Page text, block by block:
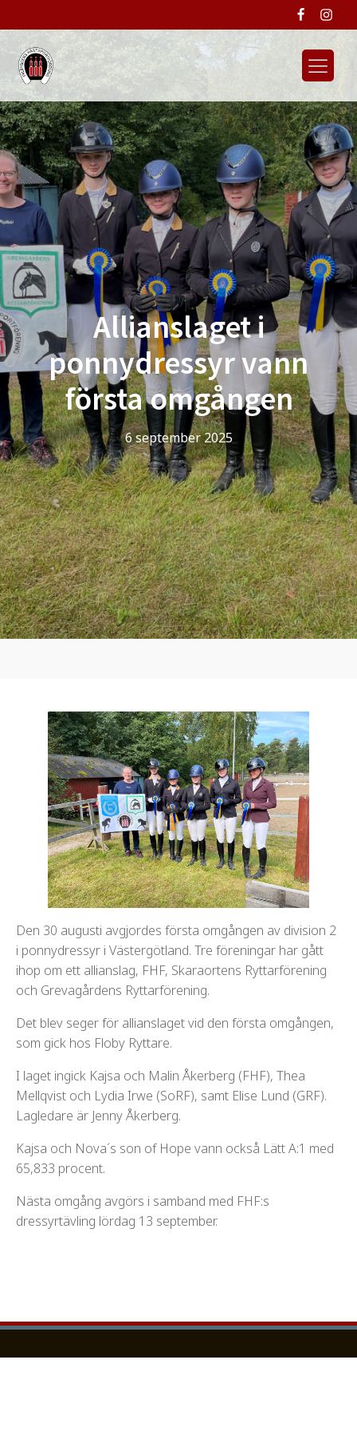
Allianslaget i
ponnydressyr vann
första omgången
6 september 2025
Den 30 augusti avgjordes första omgången av division 2
i ponnydressyr i Västergötland. Tre föreningar har gått
ihop om ett allianslag, FHF, Skaraortens Ryttarförening
och Grevagårdens Ryttarförening.
Det blev seger för allianslaget vid den första omgången,
som gick hos Floby Ryttare.
I laget ingick Kajsa och Malin Åkerberg (FHF), Thea
Mellqvist och Lydia Irwe (SoRF), samt Elise Lund (GRF).
Lagledare är Jenny Åkerberg.
Kajsa och Nova´s son of Hope vann också Lätt A:1 med
65,833 procent.
Nästa omgång avgörs i samband med FHF:s
dressyrtävling lördag 13 september.